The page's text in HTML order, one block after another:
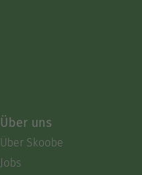
Über uns
Über Skoobe
Jobs